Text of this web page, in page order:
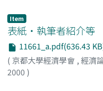
Item
表紙・執筆者紹介等
11661_a.pdf(636.43
( 京都大學經濟學會 , 經濟
2000 )